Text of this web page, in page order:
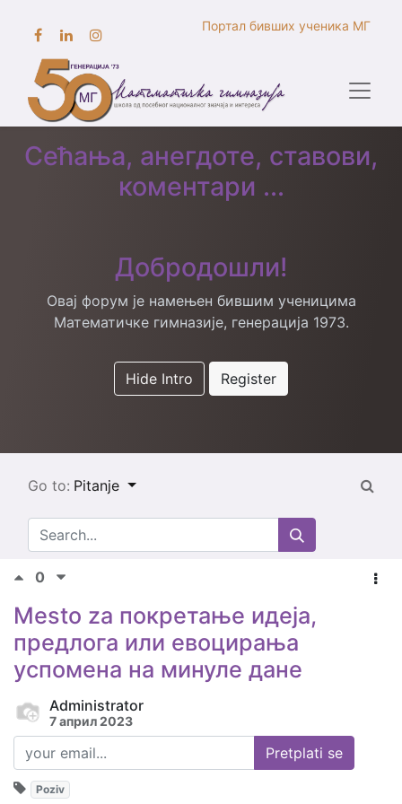
Портал бивших ученика МГ
Сећања, анегдоте, ставови,
коментари ...
Добродошли!
Овај форум је намењен бившим ученицима
Математичке гимназије, генерација 1973.
Hide Intro Register
Go to: Pitanje
0
Mesto za покретање идеја,
предлога или евоцирања
успомена на минуле дане
Administrator
7 април 2023
Pretplati se
Poziv